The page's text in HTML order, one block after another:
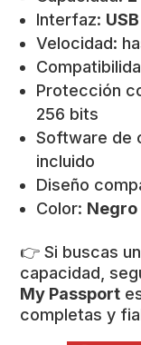
Interfaz:
Velocidad:
Protección
256 bits
Software de
incluido
Diseño
Color: Negro
👉 Si buscas
capacidad,
My Passport
completas y